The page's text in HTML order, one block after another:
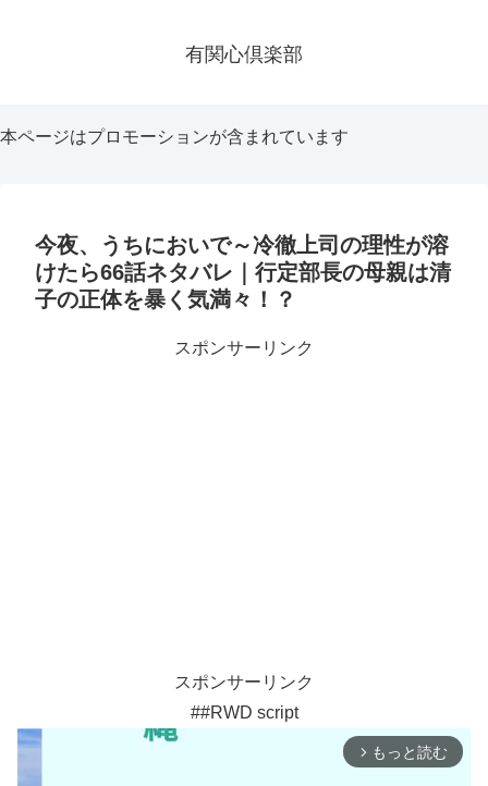
有関心倶楽部
本ページはプロモーションが含まれています
今夜、うちにおいで～冷徹上司の理性が溶
けたら66話ネタバレ｜行定部長の母親は清
子の正体を暴く気満々！？
スポンサーリンク
スポンサーリンク
##RWD script
arrow_forward_ios もっと読む